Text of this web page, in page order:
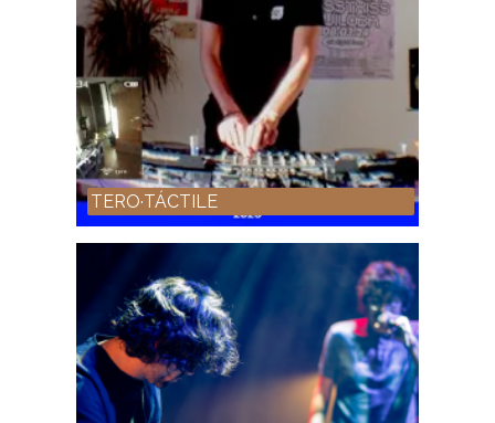
TERO·TÁCTILE